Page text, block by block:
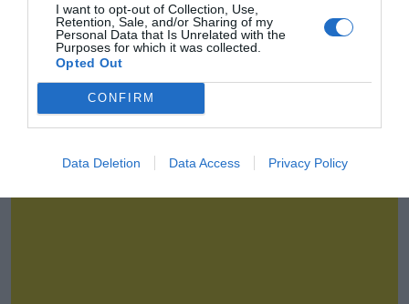
I want to opt-out of Collection, Use,
Retention, Sale, and/or Sharing of my
Personal Data that Is Unrelated with the
Purposes for which it was collected.
Opted Out
CONFIRM
Data Deletion Data Access Privacy Policy
La industria opina